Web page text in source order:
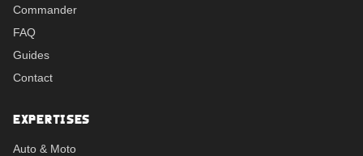
Commander
FAQ
Guides
Contact
EXPERTISES
Auto & Moto